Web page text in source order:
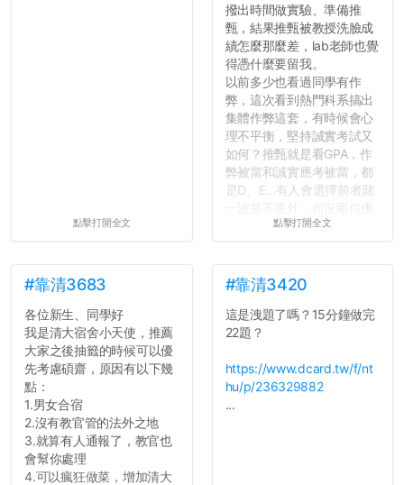
點擊打開全文
撥出時間做實驗、準備推
甄，結果推甄被教授洗臉成
績怎麼那麼差，lab老師也覺
得憑什麼要留我。
以前多少也看過同學有作
弊，這次看到熱門科系搞出
集體作弊這套，有時候會心
理不平衡，堅持誠實考試又
如何？推甄就是看GPA，作
弊被當和誠實應考被當，都
是D、E...有人會選擇前者賭
心教授看起來要輕輕放下
長作弊的風氣。
反正老人我明天就要搬離新
竹，之後如何發展與我無
吧XD，祝學弟妹們修課順利
~~...
點擊打開全文
#靠清3683
各位新生、同學好
我是清大宿舍小天使，推薦
大家之後抽籤的時候可以優
先考慮碩齋，原因有以下幾
點：
1.男女合宿
2.沒有教官管的法外之地
3.就算有人通報了，教官也
會幫你處理
4.可以瘋狂做菜，增加清大
#靠清3420
這是洩題了嗎？15分鐘做完
22題？
https://www.dcard.tw/f/nt
hu/p/236329882
...